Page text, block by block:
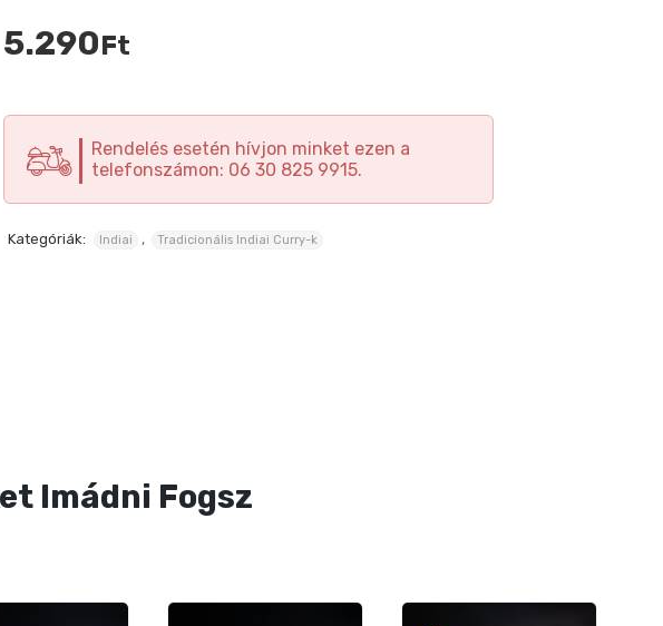
5.290Ft
Rendelés esetén hívjon minket ezen a
telefonszámon: 06 30 825 9915.
Kategóriák: Indiai , Tradicionális Indiai Curry-k
Imádni Fogsz